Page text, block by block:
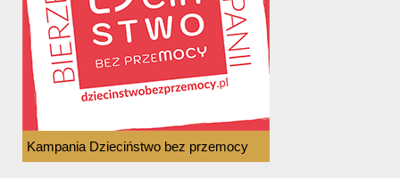
Kampania Dzieciństwo bez przemocy